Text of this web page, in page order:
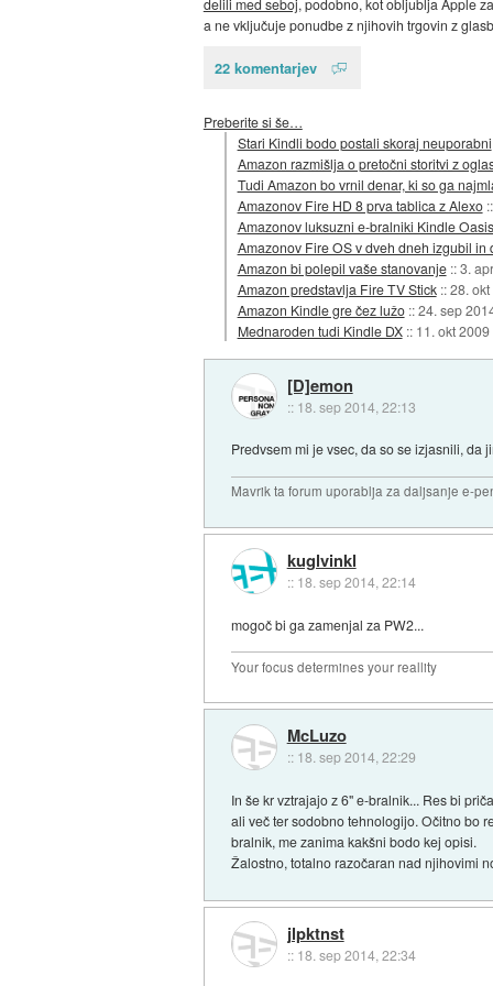
delili med seboj, podobno, kot obljublja Apple
a ne vključuje ponudbe z njihovih trgovin z
22 komentarjev
Preberite si še…
Stari Kindli bodo postali skoraj neuporabni
Amazon razmišlja o pretočni storitvi z
Tudi Amazon bo vrnil denar, ki so ga
Amazonov Fire HD 8 prva tablica z Alexo
Amazonov luksuzni e-bralniki Kindle Oasis
Amazonov Fire OS v dveh dneh izgubil in
Amazon bi polepil vaše stanovanje ::3.
Amazon predstavlja Fire TV Stick ::28.
Amazon Kindle gre čez lužo ::24. sep
Mednaroden tudi Kindle DX :: 11. okt 2009
[D]emon
:: 18. sep 2014, 22:13
Predvsem mi je vsec, da so se izjasnili, da
Mavrik ta forum uporablja za daljsanje e-
kuglvinkl
:: 18. sep 2014, 22:14
mogoč bi ga zamenjal za PW2...
Your focus determines your reallity
McLuzo
:: 18. sep 2014, 22:29
In še kr vztrajajo z 6" e-bralnik... Res bi
ali več ter sodobno tehnologijo. Očitno bo
bralnik, me zanima kakšni bodo kej opisi.
Žalostno, totalno razočaran nad njihovimi
jlpktnst
:: 18. sep 2014, 22:34